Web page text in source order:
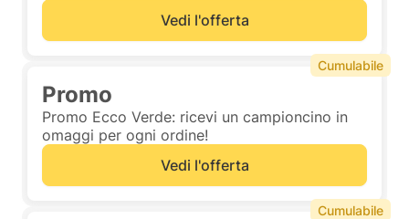
Vedi l'offerta
Promo
Promo Ecco Verde: ricevi un campioncino in
omaggi per ogni ordine!
Vedi l'offerta
Cumulabile
Cumulabile